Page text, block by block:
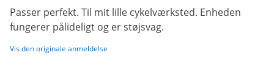
Passer perfekt. Til mit lille cykelværksted. Enheden
fungerer pålideligt og er støjsvag.
Vis den originale anmeldelse